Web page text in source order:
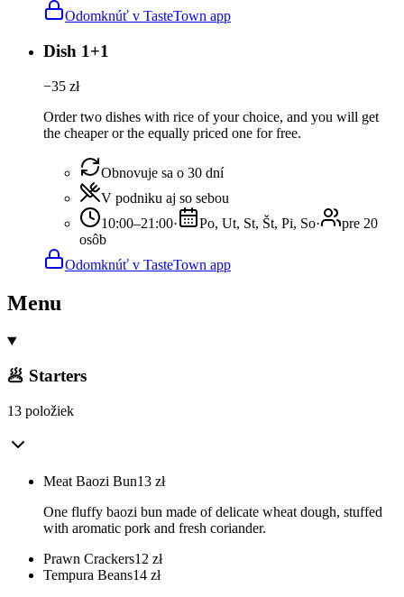
Odomknúť v TasteTown app
Dish 1+1
−35 zł
Order two dishes with rice of your choice, and you will get
the cheaper or the equally priced one for free.
Obnovuje sa o 30 dní
V podniku aj so sebou
10:00–21:00· Po, Ut, St, Št, Pi, So·
pre 20
osôb
Odomknúť v TasteTown app
Menu
🥟 Starters
13 položiek
Meat Baozi Bun13 zł
One fluffy baozi bun made of delicate wheat dough, stuffed
with aromatic pork and fresh coriander.
Prawn Crackers12 zł
Tempura Beans14 zł